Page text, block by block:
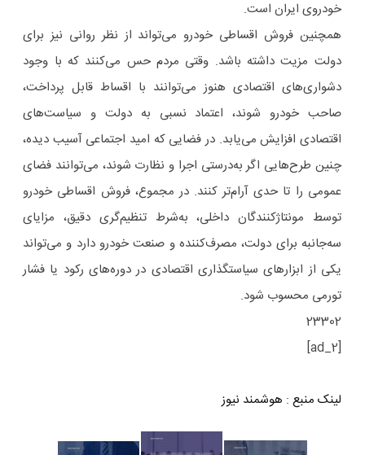
خودروی ایران است.
همچنین فروش اقساطی خودرو می‌تواند از نظر روانی نیز برای
دولت مزیت داشته باشد. وقتی مردم حس می‌کنند که با وجود
دشواری‌های اقتصادی هنوز می‌توانند با اقساط قابل پرداخت،
صاحب خودرو شوند، اعتماد نسبی به دولت و سیاست‌های
اقتصادی افزایش می‌یابد. در فضایی که امید اجتماعی آسیب دیده،
چنین طرح‌هایی اگر به‌درستی اجرا و نظارت شوند، می‌توانند فضای
عمومی را تا حدی آرام‌تر کنند. در مجموع، فروش اقساطی خودرو
توسط مونتاژکنندگان داخلی، به‌شرط تنظیم‌گری دقیق، مزایای
سه‌جانبه برای دولت، مصرف‌کننده و صنعت خودرو دارد و می‌تواند
یکی از ابزارهای سیاستگذاری اقتصادی در دوره‌های رکود یا فشار
تورمی محسوب شود.
23302
[ad_2]
لینک منبع : هوشمند نیوز